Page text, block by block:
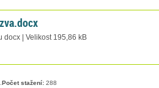
docx | Velikost 195,86 kB
Počet stažení:288